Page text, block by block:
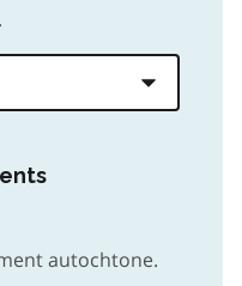
autochtone.